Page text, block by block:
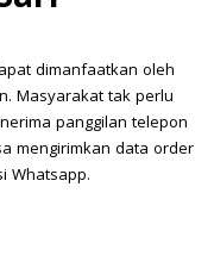
dimanfaatkan oleh
Masyarakat tak perlu
panggilan telepon
mengirimkan data order
Whatsapp.